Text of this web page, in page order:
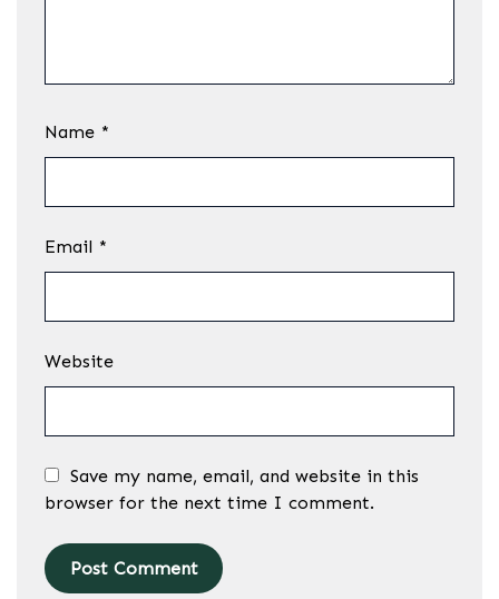
Name *
Email *
Website
Save my name, email, and website in this
browser for the next time I comment.